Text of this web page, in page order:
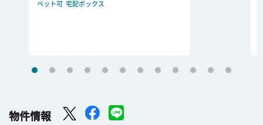
ペット可 宅配ボックス
物件情報